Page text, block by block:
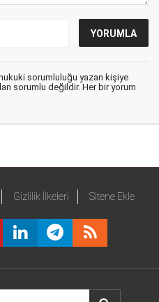
sorumluluğu yazan kişiye
sorumlu değildir. Her bir yorum
Gizlilik İlkeleri Sitene Ekle